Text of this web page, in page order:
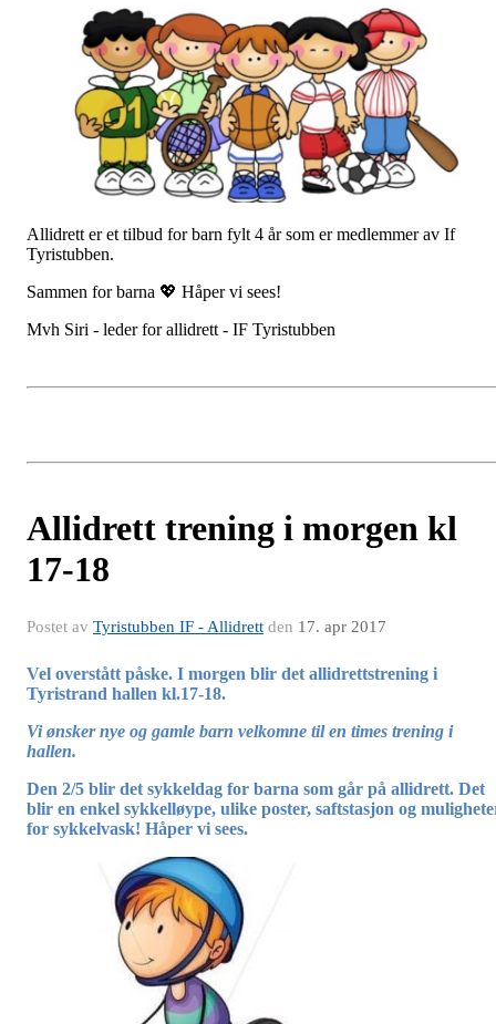
Allidrett er et tilbud for barn fylt 4 år som er medlemmer av If
Tyristubben.
Sammen for barna 💖 Håper vi sees!
Mvh Siri - leder for allidrett - IF Tyristubben
Allidrett trening i morgen kl
17-18
Postet av Tyristubben IF - Allidrett den 17. apr 2017
Vel overstått påske. I morgen blir det allidrettstrening i
Tyristrand hallen kl.17-18.
Vi ønsker nye og gamle barn velkomne til en times trening i
hallen.
Den 2/5 blir det sykkeldag for barna som går på allidrett. Det
blir en enkel sykkelløype, ulike poster, saftstasjon og
for sykkelvask! Håper vi sees.